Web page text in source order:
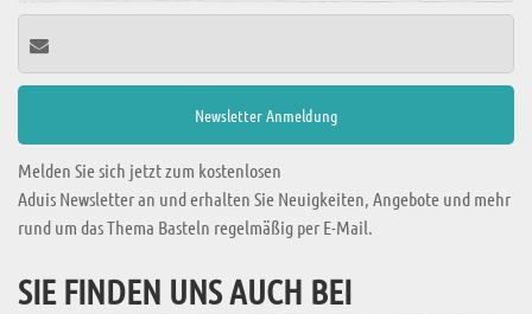
Melden Sie sich jetzt zum kostenlosen
Aduis Newsletter an und erhalten Sie Neuigkeiten, Angebote und mehr
rund um das Thema Basteln regelmäßig per E-Mail.
SIE FINDEN UNS AUCH BEI